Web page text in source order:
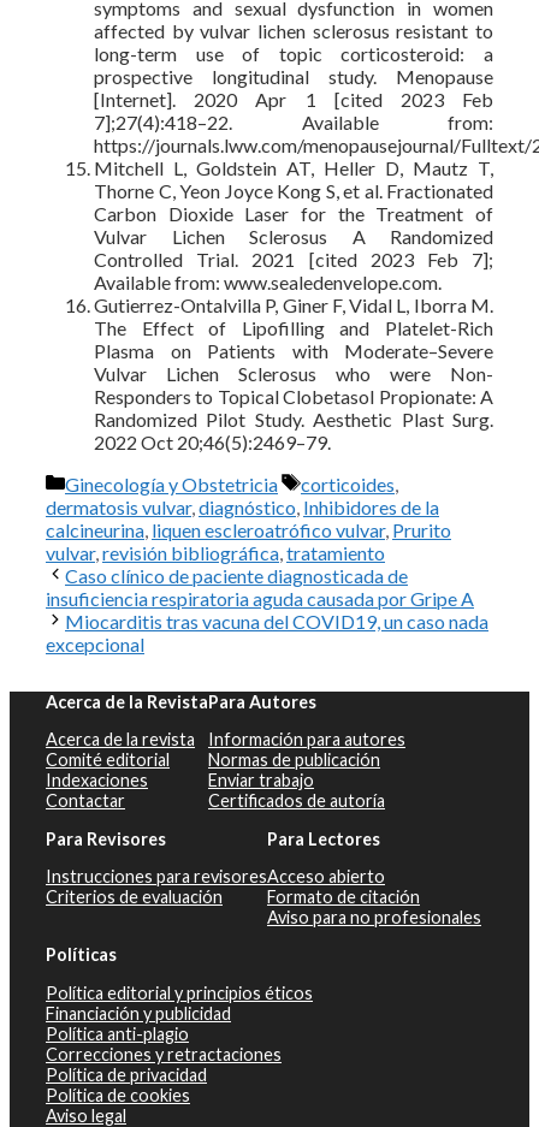
symptoms and sexual dysfunction in women
affected by vulvar lichen sclerosus resistant to
long-term use of topic corticosteroid: a
prospective longitudinal study. Menopause
[Internet]. 2020 Apr 1 [cited 2023 Feb
7];27(4):418–22. Available from:
https://journals.lww.com/menopausejournal/
Mitchell L, Goldstein AT, Heller D, Mautz T,
Thorne C, Yeon Joyce Kong S, et al. Fractionated
Carbon Dioxide Laser for the Treatment of
Vulvar Lichen Sclerosus A Randomized
Controlled Trial. 2021 [cited 2023 Feb 7];
Available from: www.sealedenvelope.com.
Gutierrez-Ontalvilla P, Giner F, Vidal L, Iborra M.
The Effect of Lipofilling and Platelet-Rich
Plasma on Patients with Moderate–Severe
Vulvar Lichen Sclerosus who were Non-
Responders to Topical Clobetasol Propionate: A
Randomized Pilot Study. Aesthetic Plast Surg.
2022 Oct 20;46(5):2469–79.
Categorías
Ginecología y Obstetricia Etiquetas
corticoides
dermatosis vulvar, diagnóstico Inhibidores de la
calcineurina liquen escleroatrófico vulvar, Prurito
vulvar, revisión bibliográfica tratamiento
Caso clínico de paciente diagnosticada de
insuficiencia respiratoria aguda causada por Gripe A
Miocarditis tras vacuna del COVID19, un caso nada
excepcional
Acerca de la Revista
Acerca de la revista
Comité editorial
Indexaciones
Contactar
Para Autores
Información para autores
Normas de publicación
Enviar trabajo
Certificados de autoría
Para Revisores
Instrucciones para revisores
Criterios de evaluación
Para Lectores
Acceso abierto
Formato de citación
Aviso para no profesionales
Políticas
Política editorial y principios éticos
Financiación y publicidad
Política anti-plagio
Correcciones y retractaciones
Política de privacidad
Política de cookies
Aviso legal